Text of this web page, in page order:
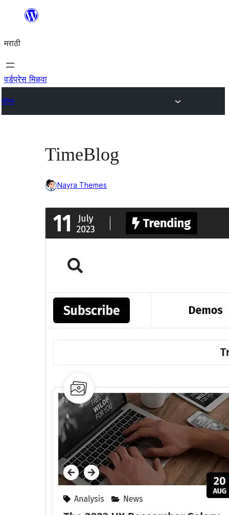
सामुग्रीवर
मराठी
वर्डप्रेस मिळवा
थीम्स
TimeBlog
Nayra Themes